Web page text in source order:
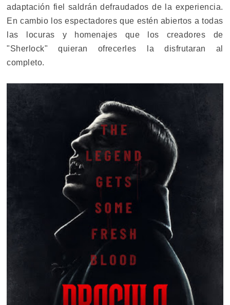
adaptación fiel saldrán defraudados de la experiencia.
En cambio los espectadores que estén abiertos a todas
las locuras y homenajes que los creadores de
"Sherlock" quieran ofrecerles la disfrutaran al
completo.